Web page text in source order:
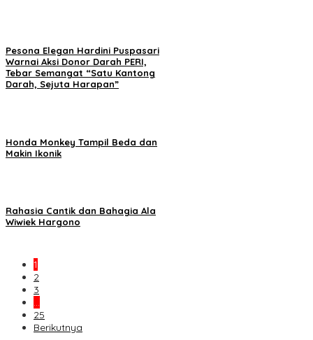
Pesona Elegan Hardini Puspasari
Warnai Aksi Donor Darah PERI,
Tebar Semangat “Satu Kantong
Darah, Sejuta Harapan”
Honda Monkey Tampil Beda dan
Makin Ikonik
Rahasia Cantik dan Bahagia Ala
Wiwiek Hargono
1
2
3
…
25
Berikutnya